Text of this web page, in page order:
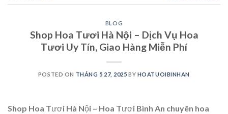
BLOG
Shop Hoa Tươi Hà Nội – Dịch Vụ Hoa
Tươi Uy Tín, Giao Hàng Miễn Phí
POSTED ON THÁNG 5 27, 2025 BY HOATUOIBINHAN
Shop Hoa Tươi Hà Nội – Hoa Tươi Bình An chuyên hoa